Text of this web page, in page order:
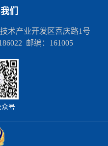
们
术产业开发区喜庆路1号
邮编：161005
号